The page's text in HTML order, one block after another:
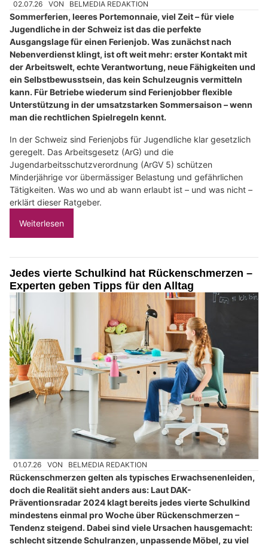
02.07.26 VON BELMEDIA REDAKTION
Sommerferien, leeres Portemonnaie, viel Zeit – für viele
Jugendliche in der Schweiz ist das die perfekte
Ausgangslage für einen Ferienjob. Was zunächst nach
Nebenverdienst klingt, ist oft weit mehr: erster Kontakt mit
der Arbeitswelt, echte Verantwortung, neue Fähigkeiten und
ein Selbstbewusstsein, das kein Schulzeugnis vermitteln
kann. Für Betriebe wiederum sind Ferienjobber flexible
Unterstützung in der umsatzstarken Sommersaison – wenn
man die rechtlichen Spielregeln kennt.
In der Schweiz sind Ferienjobs für Jugendliche klar gesetzlich
geregelt. Das Arbeitsgesetz (ArG) und die
Jugendarbeitsschutzverordnung (ArGV 5) schützen
Minderjährige vor übermässiger Belastung und gefährlichen
Tätigkeiten. Was wo und ab wann erlaubt ist – und was nicht –
erklärt dieser Ratgeber.
Weiterlesen
Jedes vierte Schulkind hat Rückenschmerzen –
Experten geben Tipps für den Alltag
01.07.26 VON BELMEDIA REDAKTION
Rückenschmerzen gelten als typisches Erwachsenenleiden,
doch die Realität sieht anders aus: Laut DAK-
Präventionsradar 2024 klagt bereits jedes vierte Schulkind
mindestens einmal pro Woche über Rückenschmerzen –
Tendenz steigend. Dabei sind viele Ursachen hausgemacht:
schlecht sitzende Schulranzen, unpassende Möbel, zu viel